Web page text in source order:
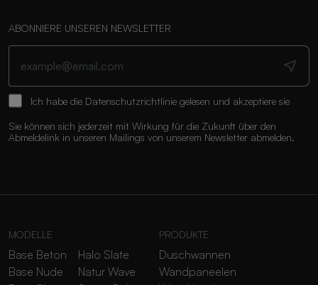
ABONNIERE UNSEREN NEWSLETTER
Ich habe die Datenschutzrichtlinie gelesen und akzeptiere sie
Sie können sich jederzeit mit Wirkung für die Zukunft über den
Abmeldelink in unseren Mailings von unserem Newsletter abmelden.
MODELLE
Base Beton
Base Nude
Halo Slate
Natur Wave
PRODUKTE
Duschwannen
Wandpaneelen